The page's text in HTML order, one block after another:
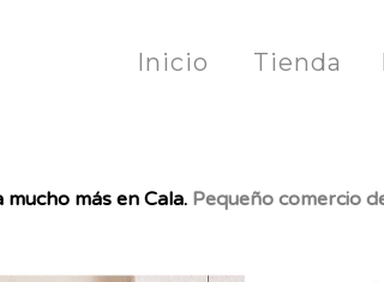
Inicio Tienda
mucho más en Cala. Pequeño comercio